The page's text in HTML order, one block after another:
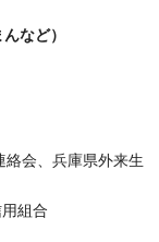
など）
会、兵庫県外来生
組合